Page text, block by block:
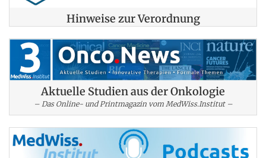
Hinweise zur Verordnung
Aktuelle Studien aus der Onkologie
– Das Online- und Printmagazin vom MedWiss.Institut –